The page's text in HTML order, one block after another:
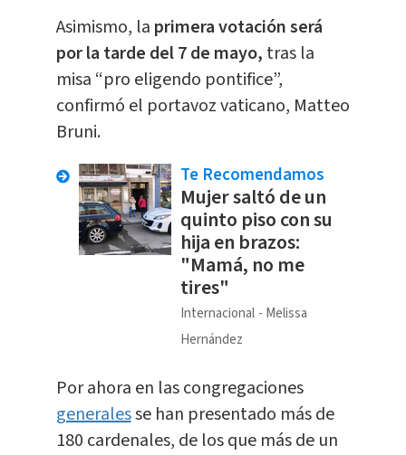
Asimismo, la primera votación será
por la tarde del 7 de mayo, tras la
misa “pro eligendo pontifice”,
confirmó el portavoz vaticano, Matteo
Bruni.
Te Recomendamos
Mujer saltó de un
quinto piso con su
hija en brazos:
"Mamá, no me
tires"
Internacional
Melissa
Hernández
Por ahora en las congregaciones
generalesse han presentado más de
180 cardenales, de los que más de un